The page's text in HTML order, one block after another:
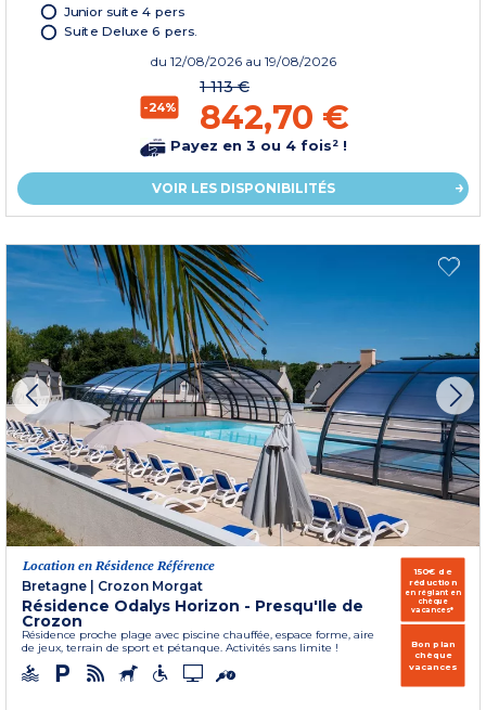
Junior suite 4 pers
Suite Deluxe 6 pers.
du 12/08/2026 au 19/08/2026
-24%
1 113 €
842,70 €
Payez en 3 ou 4 fois² !
VOIR LES DISPONIBILITÉS
Location en Résidence Référence
Bretagne
Crozon Morgat
Résidence Odalys Horizon - Presqu'Ile de
Crozon
Résidence proche plage avec piscine chauffée, espace forme, aire
de jeux, terrain de sport et pétanque. Activités sans limite !
150€ de
réduction
en réglant en
chèque
vacances*
Bon plan
chèque
vacances